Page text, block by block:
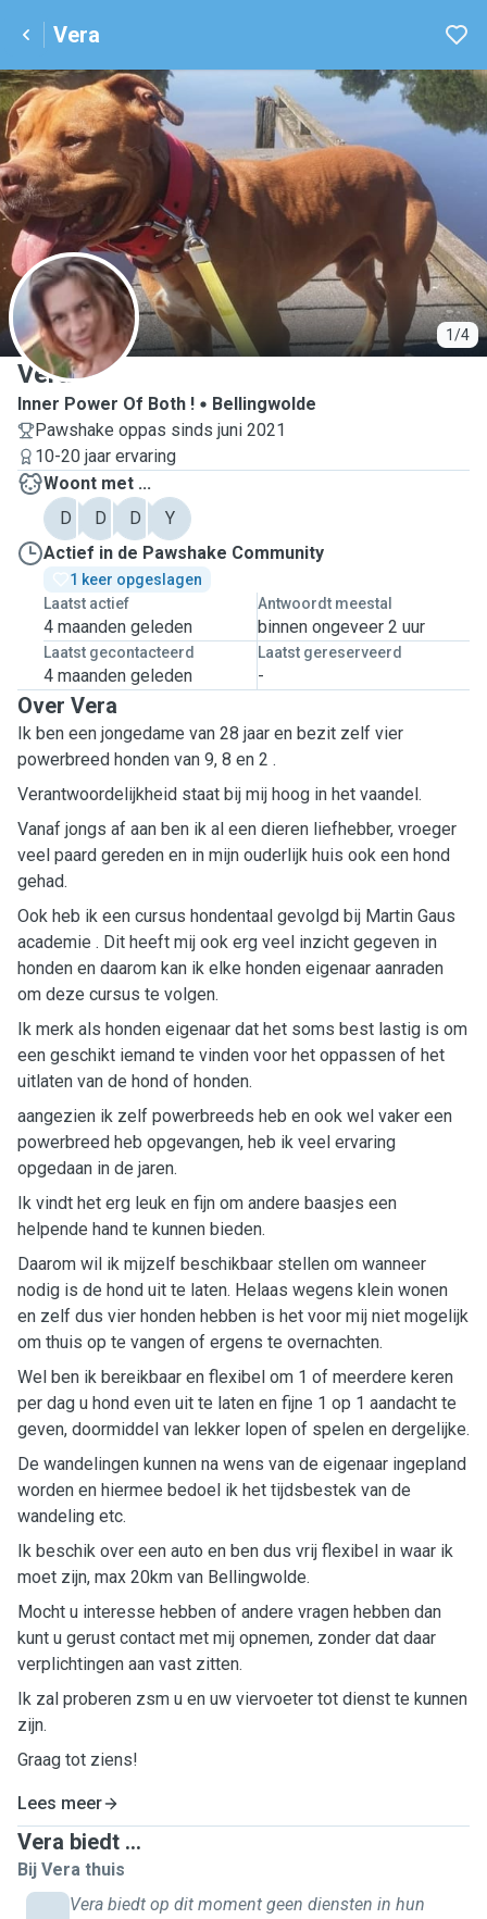
Vera
1/4
V
Vera
Inner Power Of Both !
Bellingwolde
Pawshake oppas sinds juni 2021
10-20 jaar ervaring
Woont met ...
D
D D
Y
Actief in de Pawshake Community
1 keer opgeslagen
Laatst actief
4 maanden geleden
Antwoordt meestal
binnen ongeveer 2 uur
Laatst gecontacteerd
4 maanden geleden
Laatst gereserveerd
-
Over Vera
Ik ben een jongedame van 28 jaar en bezit zelf vier
powerbreed honden van 9, 8 en 2 .
Verantwoordelijkheid staat bij mij hoog in het vaandel.
Vanaf jongs af aan ben ik al een dieren liefhebber, vroeger
veel paard gereden en in mijn ouderlijk huis ook een hond
gehad.
Ook heb ik een cursus hondentaal gevolgd bij Martin Gaus
academie . Dit heeft mij ook erg veel inzicht gegeven in
honden en daarom kan ik elke honden eigenaar aanraden
om deze cursus te volgen.
Ik merk als honden eigenaar dat het soms best lastig is om
een geschikt iemand te vinden voor het oppassen of het
uitlaten van de hond of honden.
aangezien ik zelf powerbreeds heb en ook wel vaker een
powerbreed heb opgevangen, heb ik veel ervaring
opgedaan in de jaren.
Ik vindt het erg leuk en fijn om andere baasjes een
helpende hand te kunnen bieden.
Daarom wil ik mijzelf beschikbaar stellen om wanneer
nodig is de hond uit te laten. Helaas wegens klein wonen
en zelf dus vier honden hebben is het voor mij niet mogelijk
om thuis op te vangen of ergens te overnachten.
Wel ben ik bereikbaar en flexibel om 1 of meerdere keren
per dag u hond even uit te laten en fijne 1 op 1 aandacht te
geven, doormiddel van lekker lopen of spelen en dergelijke.
De wandelingen kunnen na wens van de eigenaar ingepland
worden en hiermee bedoel ik het tijdsbestek van de
wandeling etc.
Ik beschik over een auto en ben dus vrij flexibel in waar ik
moet zijn, max 20km van Bellingwolde.
Mocht u interesse hebben of andere vragen hebben dan
kunt u gerust contact met mij opnemen, zonder dat daar
verplichtingen aan vast zitten.
Ik zal proberen zsm u en uw viervoeter tot dienst te kunnen
zijn.
Graag tot ziens!
Lees meer
Vera biedt ...
Bij Vera thuis
Vera biedt op dit moment geen diensten in hun